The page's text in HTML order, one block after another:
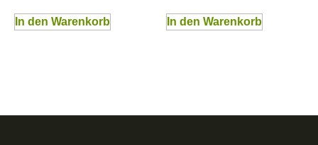
In den Warenkorb In den Warenkorb